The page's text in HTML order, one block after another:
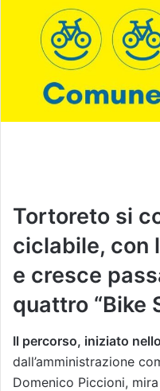
Tortoreto si
ciclabile, con
e cresce
quattro “Bike
Il percorso, iniziato
dall’amministrazione
Domenico Piccioni,